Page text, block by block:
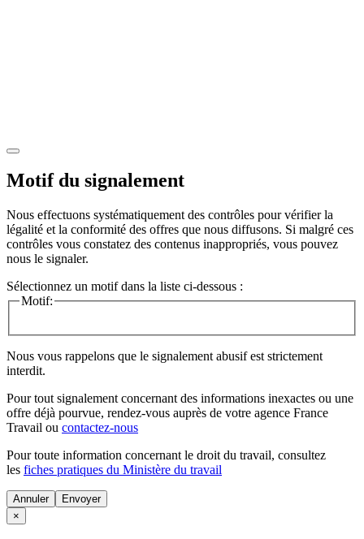
Motif du signalement
Nous effectuons systématiquement des contrôles pour vérifier la
légalité et la conformité des offres que nous diffusons. Si malgré ces
contrôles vous constatez des contenus inappropriés, vous pouvez
nous le signaler.
Sélectionnez un motif dans la liste ci-dessous :
Motif:
Nous vous rappelons que le signalement abusif est strictement
interdit.
Pour tout signalement concernant des informations inexactes ou une
offre déjà pourvue, rendez-vous auprès de votre agence France
Travail ou contactez-nous
Pour toute information concernant le droit du travail, consultez
les fiches pratiques du Ministère du travail
Annuler
×